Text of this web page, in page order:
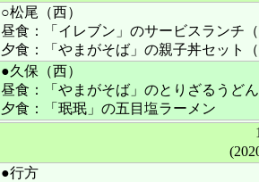
○松尾（西）
昼食：「イレブン」のサービスランチ
夕食：「やまがそば」の親子丼セット
●久保（西）
昼食：「やまがそば」のとりざるうどん
夕食：「珉珉」の五目塩ラーメン
●行方